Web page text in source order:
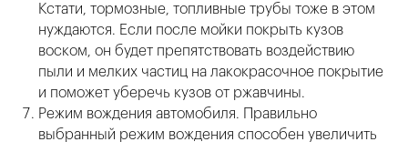
Кстати, тормозные, топливные трубы тоже в этом
нуждаются. Если после мойки покрыть кузов
воском, он будет препятствовать воздействию
пыли и мелких частиц на лакокрасочное покрытие
и поможет уберечь кузов от ржавчины.
Режим вождения автомобиля. Правильно
выбранный режим вождения способен увеличить